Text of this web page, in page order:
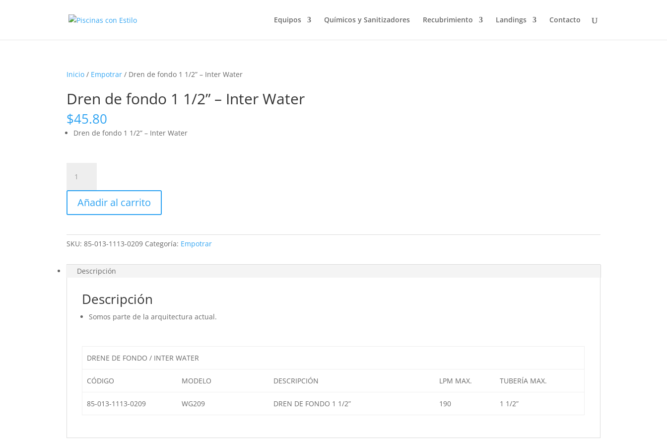
Equipos Químicos y Sanitizadores Recubrimiento Landings Contacto
Inicio / Empotrar / Dren de fondo 1 1/2” – Inter Water
Dren de fondo 1 1/2” – Inter Water
$45.80
Dren de fondo 1 1/2” – Inter Water
fondo
1/2”
Inter
Water
Añadir al carrito
SKU:85-013-1113-0209 Categoría: Empotrar
Descripción
Descripción
Somos parte de la arquitectura actual.
DRENE DE FONDO / INTER WATER
CÓDIGO MODELO DESCRIPCIÓN LPM MAX. TUBERÍA MAX.
85-013-1113-0209 WG209 DREN DE FONDO 1 1/2” 190 1 1/2”